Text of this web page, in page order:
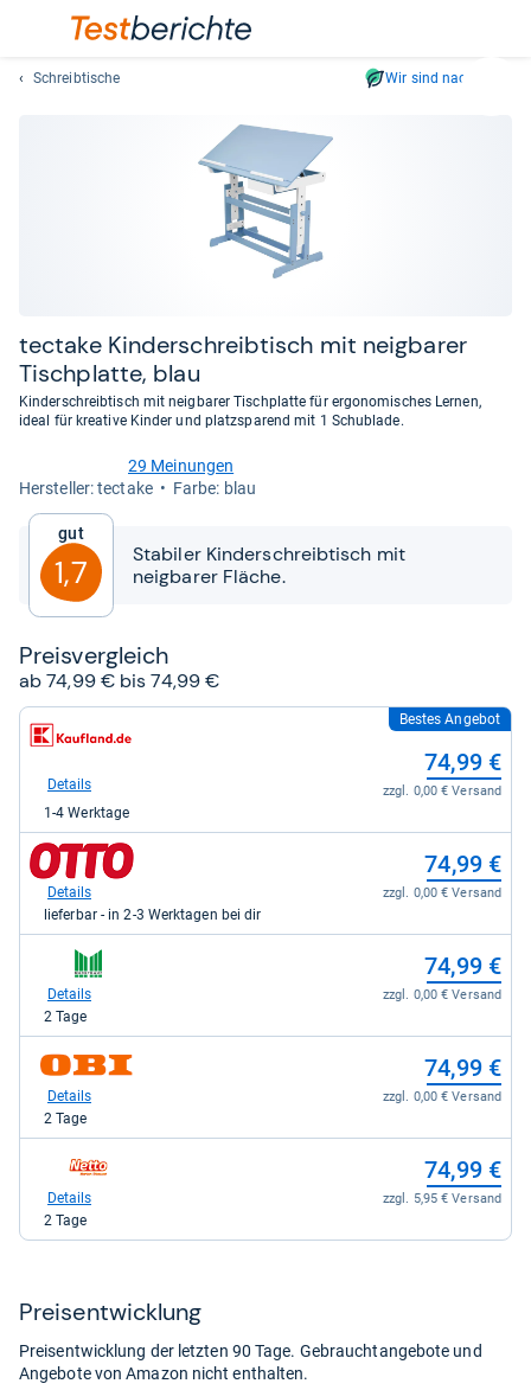
sich
Schreibtische Wir sind nachhaltig
tec­take Kin­der­schreib­tisch mit neig­ba­rer
Tisch­platte, blau
Kinderschreibtisch mit neigbarer Tischplatte für ergonomisches Lernen,
ideal für kreative Kinder und platzsparend mit 1 Schublade.
von
Sternen
29 Meinungen
Her­stel­ler: tectake
Farbe: blau
Gut
1,7
Stabiler Kinderschreibtisch mit
neigbarer Fläche.
Preis­ver­gleich
ab 74,99 € bis 74,99 €
zum
Shop:
Kaufland
74,99
kaufen.
Bestes Angebot
74,99 €
zzgl. 0,00 € Versand
Details
1-4 Werktage
zum
Shop:
Otto.de
74,99 €
zzgl. 0,00 € Versand
Details
lieferbar - in 2-3 Werktagen bei dir
Marktkauf
kaufen.
74,99 €
zzgl. 0,00 € Versand
Details
2 Tage
zum
Shop:
OBI
kaufen.
74,99 €
zzgl. 0,00 € Versand
Details
2 Tage
Netto-
74,99 €
zzgl. 5,95 € Versand
Details
2 Tage
Preis­ent­wick­lung
Preisentwicklung der letzten 90 Tage. Gebrauchtangebote und
Angebote von Amazon nicht enthalten.